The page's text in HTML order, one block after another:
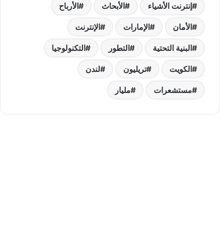
إنترنت الأشياء الأبحاث الأرباح
الأمان الإمارات الإنترنت
البنية التحتية التطور التكنولوجيا
الكويت تريليون لندن
مستشعرات مليار